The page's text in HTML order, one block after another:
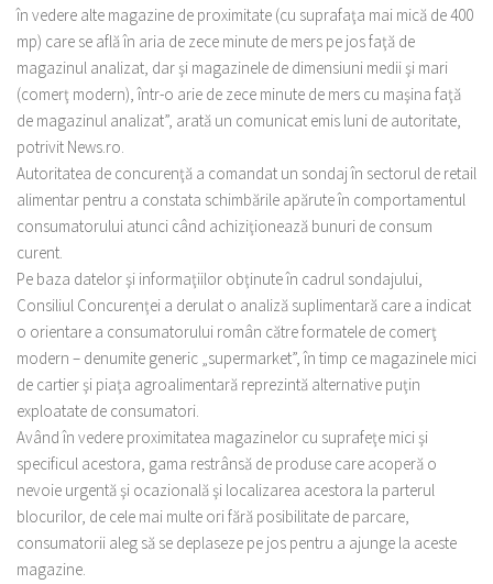
în vedere alte magazine de proximitate (cu suprafaţa mai mică de 400
mp) care se află în aria de zece minute de mers pe jos faţă de
magazinul analizat, dar şi magazinele de dimensiuni medii şi mari
(comerţ modern), într-o arie de zece minute de mers cu maşina faţă
de magazinul analizat”, arată un comunicat emis luni de autoritate,
potrivit News.ro.
Autoritatea de concurenţă a comandat un sondaj în sectorul de retail
alimentar pentru a constata schimbările apărute în comportamentul
consumatorului atunci când achiziţionează bunuri de consum
curent.
Pe baza datelor şi informaţiilor obţinute în cadrul sondajului,
Consiliul Concurenţei a derulat o analiză suplimentară care a indicat
o orientare a consumatorului român către formatele de comerţ
modern – denumite generic „supermarket”, în timp ce magazinele mici
de cartier şi piaţa agroalimentară reprezintă alternative puţin
exploatate de consumatori.
Având în vedere proximitatea magazinelor cu suprafeţe mici şi
specificul acestora, gama restrânsă de produse care acoperă o
nevoie urgentă şi ocazională şi localizarea acestora la parterul
blocurilor, de cele mai multe ori fără posibilitate de parcare,
consumatorii aleg să se deplaseze pe jos pentru a ajunge la aceste
magazine.